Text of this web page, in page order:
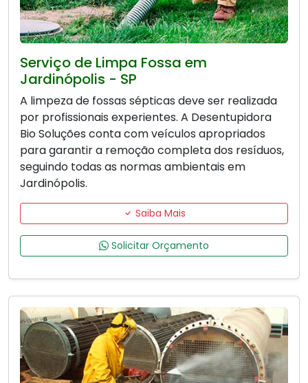
Serviço de Limpa Fossa em
Jardinópolis - SP
A limpeza de fossas sépticas deve ser realizada
por profissionais experientes. A Desentupidora
Bio Soluções conta com veículos apropriados
para garantir a remoção completa dos resíduos,
seguindo todas as normas ambientais em
Jardinópolis.
Saiba Mais
Solicitar Orçamento